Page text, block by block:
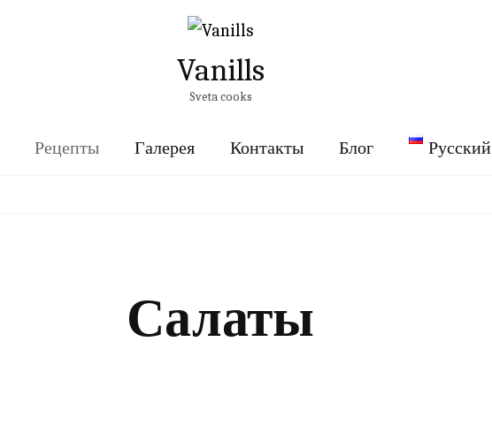
Vanills
Sveta cooks
Рецепты Галерея Контакты Блог Русский
Салаты